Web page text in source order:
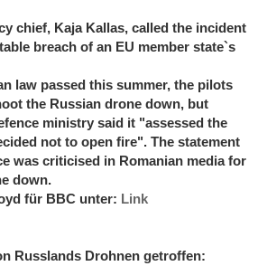
chief, Kaja Kallas, called the incident
breach of an EU member state`s
law passed this summer, the pilots
the Russian drone down, but
ministry said it "assessed the
not to open fire". The statement
was criticised in Romanian media for
down.
für BBC unter: Link
Russlands Drohnen getroffen: